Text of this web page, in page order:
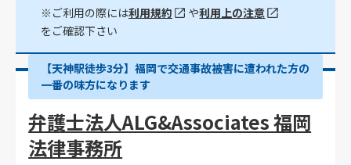
※ご利用の際には利用規約 や利用上の注意
をご確認下さい
【天神駅徒歩3分】福岡で交通事故被害に遭われた方の
一番の味方になります
弁護士法人ALG&Associates 福岡
法律事務所